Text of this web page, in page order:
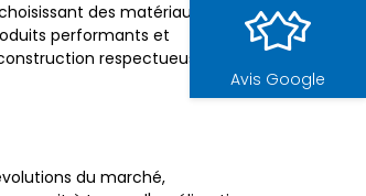
des matériaux
performants et
respectueuses de
du marché,
Avis Google